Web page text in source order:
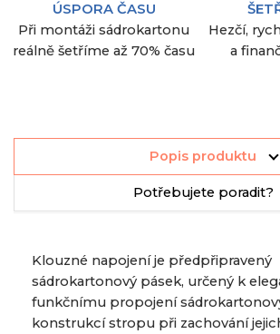
ÚSPORA ČASU
Při montáži sádrokartonu
reálně šetříme až 70% času
Hezčí,
a
Popis produktu
Potřebujete poradit?
Klouzné napojení je předpřipravený
sádrokartonový pásek, určený k
funkčnímu propojení
konstrukcí stropu při zachování